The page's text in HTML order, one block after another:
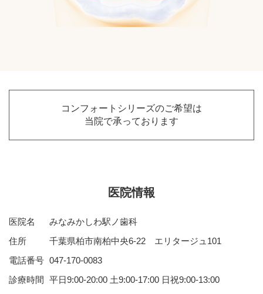
コンフォートシリーズのご希望は
当院で承っております
医院情報
医院名
みなみかしわ駅ノ歯科
住所
千葉県柏市南柏中央6-22 エリタージュ101
電話番号 047-170-0083
診療時間 平日9:00-20:00 土9:00-17:00 日祝9:00-13:00